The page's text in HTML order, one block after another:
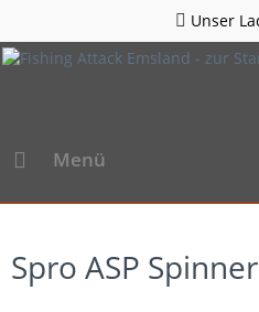
Unser
Menü
Spro ASP